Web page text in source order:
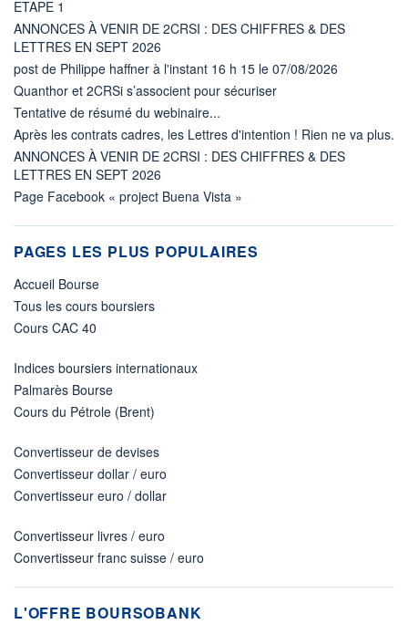
ETAPE 1
ANNONCES À VENIR DE 2CRSI : DES CHIFFRES & DES
LETTRES EN SEPT 2026
post de Philippe haffner à l'instant 16 h 15 le 07/08/2026
Quanthor et 2CRSi s’associent pour sécuriser
Tentative de résumé du webinaire...
Après les contrats cadres, les Lettres d'intention ! Rien ne va plus.
ANNONCES À VENIR DE 2CRSI : DES CHIFFRES & DES
LETTRES EN SEPT 2026
Page Facebook « project Buena Vista »
PAGES LES PLUS POPULAIRES
Accueil Bourse
Tous les cours boursiers
Cours CAC 40
Indices boursiers internationaux
Palmarès Bourse
Cours du Pétrole (Brent)
Convertisseur de devises
Convertisseur dollar / euro
Convertisseur euro / dollar
Convertisseur livres / euro
Convertisseur franc suisse / euro
L'OFFRE BOURSOBANK